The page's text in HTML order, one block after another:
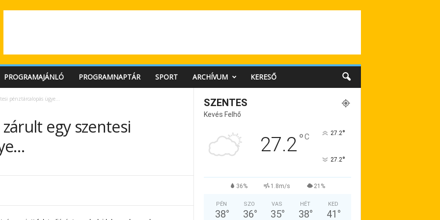
PROGRAMAJÁNLÓ PROGRAMNAPTÁR SPORT ARCHÍVUM KERESŐ
pénztárcalopás ügye…
egy szentesi
SZENTES
Kevés Felhő
27.2°C 27.2°
27.2°
36% 1.8m/s 21%
PÉN
38°
SZO
36°
VAS
35°
HÉT
38°
KED
41 °